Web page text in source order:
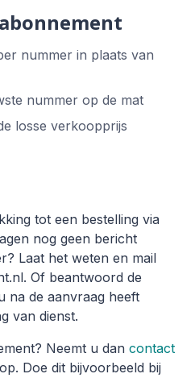
nummer in plaats van
nummer op de mat
losse verkoopprijs
tot een bestelling via
nog geen bericht
Laat het weten en mail
Of beantwoord de
na de aanvraag heeft
van dienst.
Neemt u dan contact
Doe dit bijvoorbeeld bij